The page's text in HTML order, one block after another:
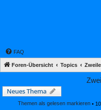
FAQ
Foren-Übersicht Topics
Neues Thema
Themen als gelesen markieren •